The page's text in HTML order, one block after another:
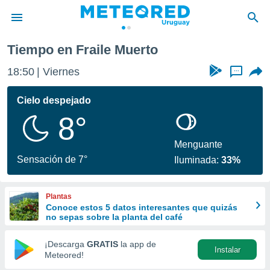
de
ha
calidad.
a este
las
y
forma
digital
basada
Tiempo en Fraile Muerto
18:50 Viernes ...
Cielo despejado
8°
Sensación de 7°
Menguante
Iluminada:33%
Plantas
Conoce estos 5 datos interesantes que quizás
no sepas sobre la planta del café
¡Descarga GRATIS la app de
Meteored!
Instalar